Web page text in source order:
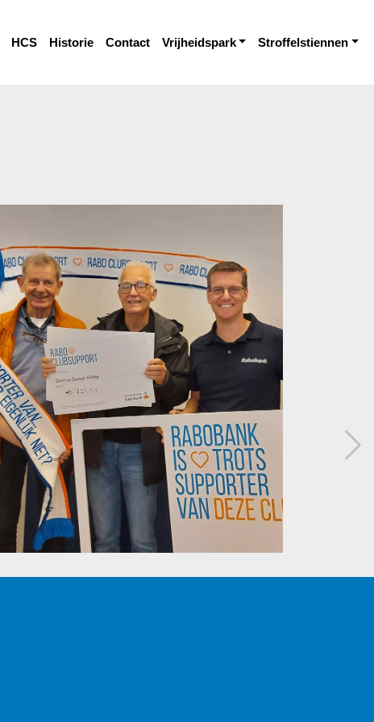
HCS Historie Contact Vrijheidspark Stroffelstiennen